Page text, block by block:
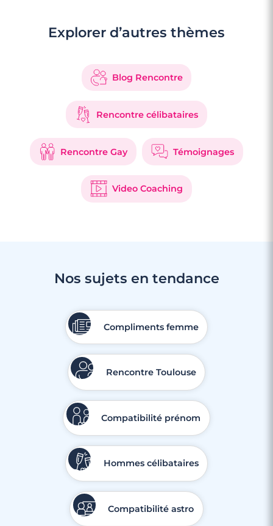
3 minutes
3 minutes
Explorer d’autres thèmes
Blog Rencontre
Rencontre célibataires
Rencontre Gay Témoignages
Video Coaching
Nos sujets en tendance
Compliments femme
Rencontre Toulouse
Compatibilité prénom
Hommes célibataires
Compatibilité astro